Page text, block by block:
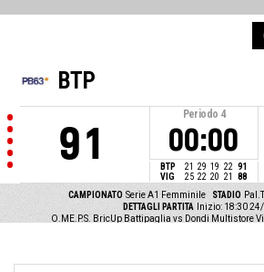
BTP
91
Periodo 4
00:00
BTP 21 29 19 22 91
VIG
25 22 20 21 88
CAMPIONATO Serie A1 Femminile STADIO
DETTAGLI PARTITA
Inizio: 18:30
O.ME.P.S. BricUp Battipaglia vs Dondi Multistore